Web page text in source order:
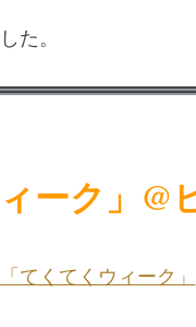
た。
ーク」
「てくてくウィーク」